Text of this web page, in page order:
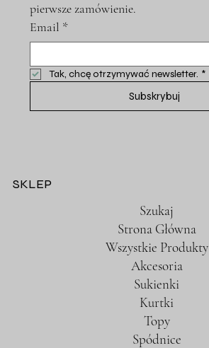
pierwsze zamówienie.
Email *
Tak, chcę otrzymywać newsletter. *
Subskrybuj
SKLEP
Szukaj
Strona Główna
Wszystkie Produkty
Akcesoria
Sukienki
Kurtki
Topy
Spódnice